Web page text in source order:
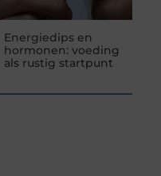
Energiedips en
hormonen: voeding
als rustig startpunt